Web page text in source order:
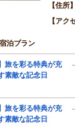
住所
アク
泊プラン
旅を彩る特典が充
素敵な記念日
旅を彩る特典が充
素敵な記念日